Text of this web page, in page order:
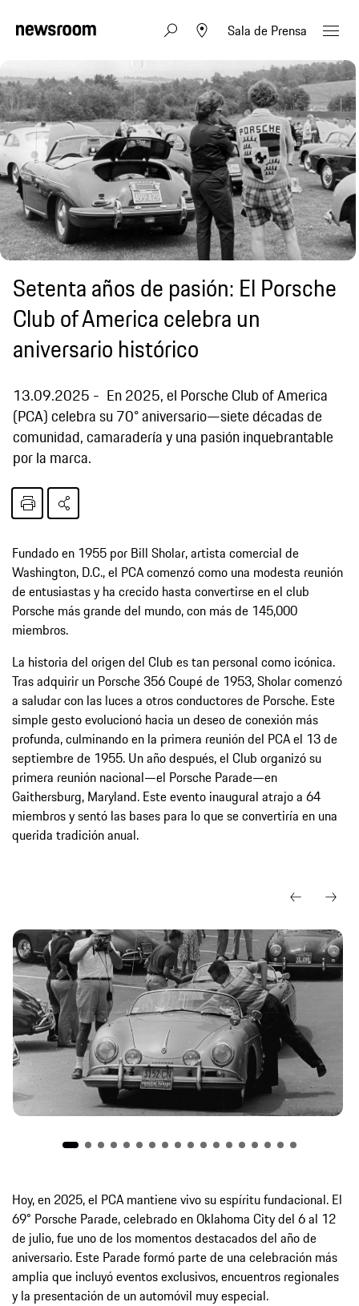
Sala de Prensa
Setenta años de pasión: El Porsche
Club of America celebra un
aniversario histórico
13.09.2025
En 2025, el Porsche Club of America
(PCA) celebra su 70° aniversario—siete décadas de
comunidad, camaradería y una pasión inquebrantable
por la marca.
Fundado en 1955 por Bill Sholar, artista comercial de
Washington, D.C., el PCA comenzó como una modesta reunión
de entusiastas y ha crecido hasta convertirse en el club
Porsche más grande del mundo, con más de 145,000
miembros.
La historia del origen del Club es tan personal como icónica.
Tras adquirir un Porsche 356 Coupé de 1953, Sholar comenzó
a saludar con las luces a otros conductores de Porsche. Este
simple gesto evolucionó hacia un deseo de conexión más
profunda, culminando en la primera reunión del PCA el 13 de
septiembre de 1955. Un año después, el Club organizó su
primera reunión nacional—el Porsche Parade—en
Gaithersburg, Maryland. Este evento inaugural atrajo a 64
miembros y sentó las bases para lo que se convertiría en una
querida tradición anual.
Hoy, en 2025, el PCA mantiene vivo su espíritu fundacional. El
69° Porsche Parade, celebrado en Oklahoma City del 6 al 12
de julio, fue uno de los momentos destacados del año de
aniversario. Este Parade formó parte de una celebración más
amplia que incluyó eventos exclusivos, encuentros regionales
y la presentación de un automóvil muy especial.